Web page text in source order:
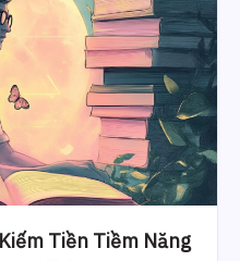
Tiền Tiềm Năng